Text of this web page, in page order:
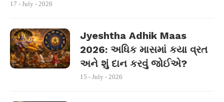
17 - July - 2026
Jyeshtha Adhik Maas
2026: અધિક માસમાં કયા વ્રત
અને શું દાન કરવું જોઈએ?
15 - July - 2026